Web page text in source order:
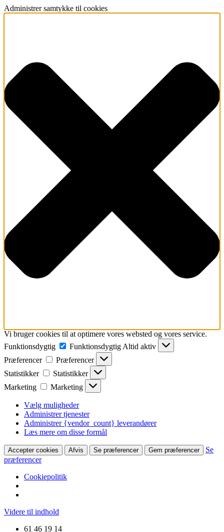
Administrer samtykke til cookies
Vi bruger cookies til at optimere vores websted og vores service.
Funktionsdygtig
Funktionsdygtig Altid aktiv
Præferencer
Præferencer
Statistikker
Statistikker
Marketing
Marketing
Vælg muligheder
Administrer tjenester
Administrer {vendor_count} leverandører
Læs mere om disse formål
Accepter cookies Afvis Se præferencer Gem præferencer
Se
præferencer
Cookiepolitik
Videre til indhold
61 46 19 14